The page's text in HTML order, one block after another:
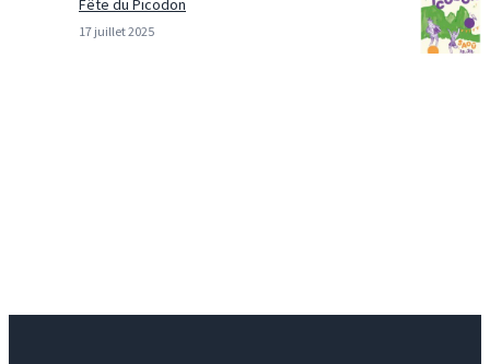
Fête du Picodon
17 juillet 2025